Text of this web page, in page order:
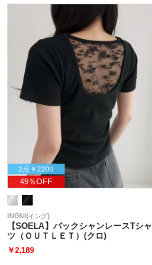
2点￥2200
49％OFF
INGNI(イング)
【SOELA】バックシャンレースTシャ
ツ（ＯＵＴＬＥＴ）(クロ)
￥2,189